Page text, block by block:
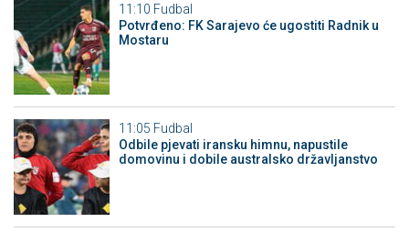
11:10 Fudbal
Potvrđeno: FK Sarajevo će ugostiti Radnik u
Mostaru
11:05 Fudbal
Odbile pjevati iransku himnu, napustile
domovinu i dobile australsko državljanstvo